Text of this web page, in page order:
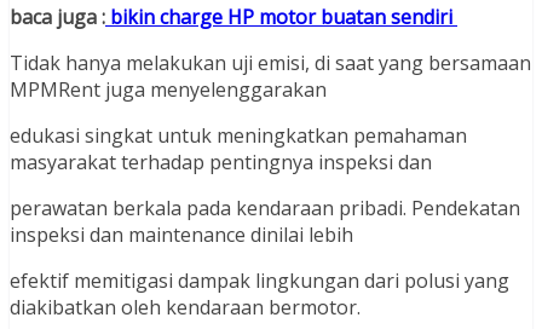
baca juga : bikin charge HP motor buatan sendiri
Tidak hanya melakukan uji emisi, di saat yang bersamaan
MPMRent juga menyelenggarakan
edukasi singkat untuk meningkatkan pemahaman
masyarakat terhadap pentingnya inspeksi dan
perawatan berkala pada kendaraan pribadi. Pendekatan
inspeksi dan maintenance dinilai lebih
efektif memitigasi dampak lingkungan dari polusi yang
diakibatkan oleh kendaraan bermotor.